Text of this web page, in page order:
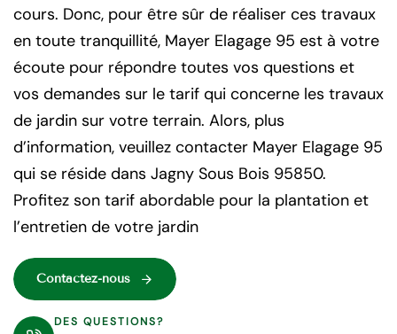
cours. Donc, pour être sûr de réaliser ces travaux
en toute tranquillité, Mayer Elagage 95 est à votre
écoute pour répondre toutes vos questions et
vos demandes sur le tarif qui concerne les travaux
de jardin sur votre terrain. Alors, plus
d’information, veuillez contacter Mayer Elagage 95
qui se réside dans Jagny Sous Bois 95850.
Profitez son tarif abordable pour la plantation et
l’entretien de votre jardin
Contactez-nous
DES QUESTIONS?